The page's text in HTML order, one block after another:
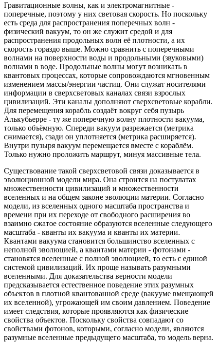
Гравитационные волны, как и электромагнитные -
поперечные, поэтому у них световая скорость. Но поскольку
есть среда для распространения поперечных волн -
физический вакуум, то он же служит средой и для
распространения продольных волн её плотности, а их
скорость гораздо выше. Можно сравнить с поперечными
волнами на поверхности воды и продольными (звуковыми)
волнами в воде. Продольные волны могут возникать в
квантовых процессах, которые сопровождаются мгновенным
изменением массы/энергии частиц. Они служат носителями
информации в сверхсветовых каналах связи взрослых
цивилизаций. Эти каналы дополняют сверхсветовые корабли.
Для перемещения корабль создаёт вокруг себя пузырь
Алькубьерре - ту же поперечную волну плотности вакуума,
только объёмную. Спереди вакуум разрежается (метрика
сжимается), сзади он уплотняется (метрика расширяется).
Внутри пузыря вакуум перемещается вместе с кораблём.
Только нужно проложить маршрут, минуя массивные тела.
Существование такой сверхсветовой связи доказывается в
эволюционной модели мира. Она строится на постулатах
множественности цивилизаций и множественности
вселенных и на общем законе эволюции материи. Согласно
модели, из вселенных одного масштаба пространства и
времени при их переходе от свободного расширения во
взаимно сжатое состояние образуются вселенные следующего
масштаба - кванты их вакуума и кванты их материи.
Квантами вакуума становится большинство вселенных с
неполной эволюцией, а квантами материи - фотонами -
становятся вселенные с полной эволюцией, то есть с единой
системой цивилизаций. Их проще называть разумными
вселенными. Для доказательства верности модели
предсказывается естественное поведение этих разумных
объектов в плотной квантованной среде (вакууме вмещающей
их вселенной), угрожающей им своим давлением. Поведение
имеет следствия, которые проявляются как физические
свойства объектов. Поскольку свойства совпадают со
свойствами фотонов, которыми, согласно модели, являются
разумные вселенные предыдущего масштаба, то модель верна.